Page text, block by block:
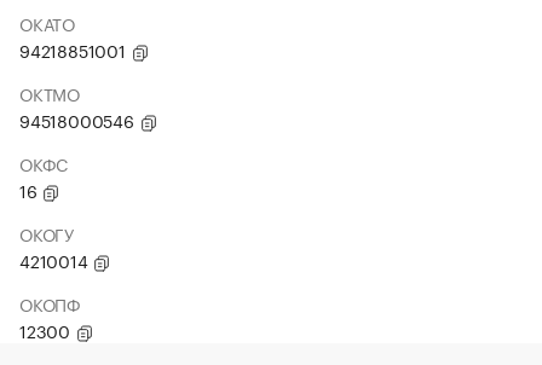
ОКАТО
94218851001
ОКТМО
94518000546
ОКФС
16
ОКОГУ
4210014
ОКОПФ
12300